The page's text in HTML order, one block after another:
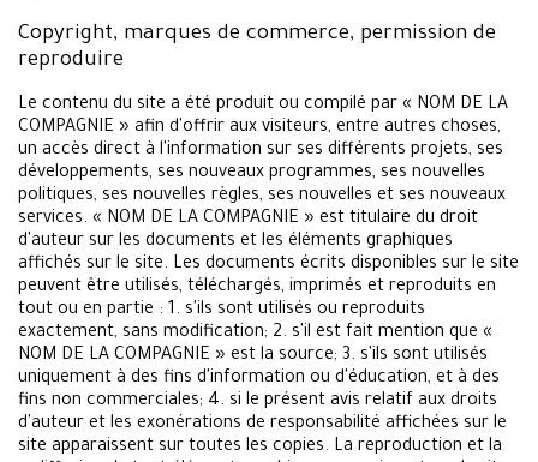
Copyright, marques de commerce, permission de
reproduire
Le contenu du site a été produit ou compilé par « NOM DE LA
COMPAGNIE » afin d'offrir aux visiteurs, entre autres choses,
un accès direct à l'information sur ses différents projets, ses
développements, ses nouveaux programmes, ses nouvelles
politiques, ses nouvelles règles, ses nouvelles et ses nouveaux
services. « NOM DE LA COMPAGNIE » est titulaire du droit
d'auteur sur les documents et les éléments graphiques
affichés sur le site. Les documents écrits disponibles sur le site
peuvent être utilisés, téléchargés, imprimés et reproduits en
tout ou en partie : 1. s'ils sont utilisés ou reproduits
exactement, sans modification; 2. s'il est fait mention que «
NOM DE LA COMPAGNIE » est la source; 3. s'ils sont utilisés
uniquement à des fins d'information ou d'éducation, et à des
fins non commerciales; 4. si le présent avis relatif aux droits
d'auteur et les exonérations de responsabilité affichées sur le
site apparaissent sur toutes les copies. La reproduction et la